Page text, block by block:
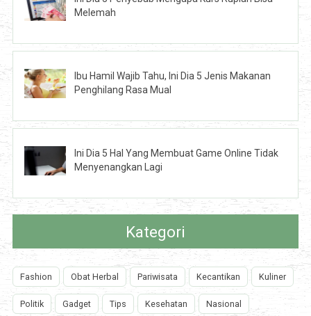
Melemah
Ibu Hamil Wajib Tahu, Ini Dia 5 Jenis Makanan
Penghilang Rasa Mual
Ini Dia 5 Hal Yang Membuat Game Online Tidak
Menyenangkan Lagi
Kategori
Fashion Obat Herbal Pariwisata Kecantikan Kuliner
Politik Gadget Tips Kesehatan Nasional